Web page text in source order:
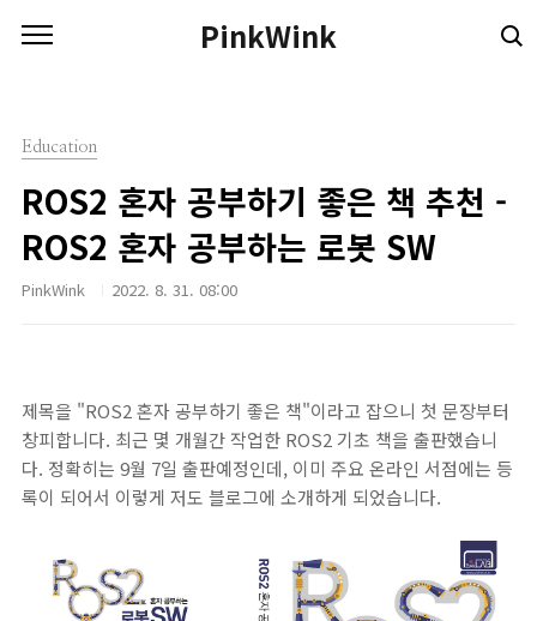
PinkWink
Education
ROS2 혼자 공부하기 좋은 책 추천 -
ROS2 혼자 공부하는 로봇 SW
PinkWink 2022. 8. 31. 08:00
제목을 "ROS2 혼자 공부하기 좋은 책"이라고 잡으니 첫 문장부터
창피합니다. 최근 몇 개월간 작업한 ROS2 기초 책을 출판했습니
다. 정확히는 9월 7일 출판예정인데, 이미 주요 온라인 서점에는 등
록이 되어서 이렇게 저도 블로그에 소개하게 되었습니다.